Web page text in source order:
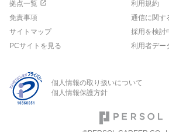
拠点一覧
利用規約
免責事項
通信に関す
サイトマップ
採用を検討
PCサイトを見る
利用者デー
個人情報の取り扱いについて
個人情報保護方針